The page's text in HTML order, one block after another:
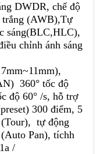
DWDR, chế độ
trắng (AWB),Tự
sáng(BLC,HLC),
chỉnh ánh sáng
360° tốc độ
độ 60° /s, hỗ trợ
300 điểm, 5
(Tour), tự động
Pan), tíchh
/